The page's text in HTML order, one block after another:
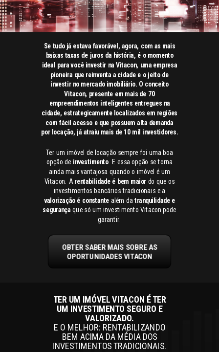
OBTER SABER MAIS SOBRE AS
OPORTUNIDADES VITACON
Ter um imóvel de locação sempre foi uma boa
opção de investimento. E essa opção se torna
ainda mais vantajosa quando o imóvel é um
Vitacon. A rentabilidade é bem maior do que os
investimentos bancários tradicionais e a
valorização é constante além datranquilidade e
segurança que só um investimento Vitacon pode
garantir.
TER UM IMÓVEL VITACON É TER
UM INVESTIMENTO SEGURO E
VALORIZADO.
E O MELHOR: RENTABILIZANDO
BEM ACIMA DA MÉDIA DOS
INVESTIMENTOS TRADICIONAIS.
Se tudo já estava favorável, agora, com as mais
baixas taxas de juros da história, é o momento
ideal para você investir na Vitacon, uma empresa
pioneira que reinventa a cidade e o jeito de
investir no mercado imobiliário. O conceito
Vitacon, presente em mais de 70
empreendimentos inteligentes entregues na
cidade, estrategicamente localizados em regiões
com fácil acesso e que possuem alta demanda
por locação, já atraiu mais de 10 mil investidores.